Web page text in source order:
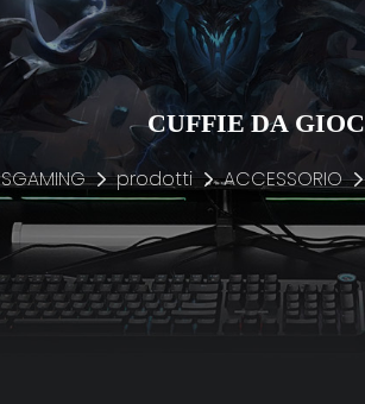
CUFFIE DA
prodotti ACCESSORIO